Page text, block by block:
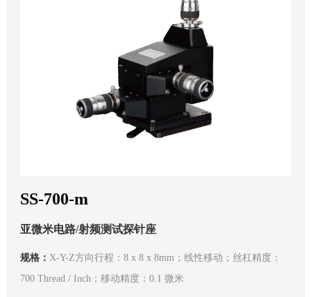
SS-700-m
亚微米电路/射频测试探针座
规格： X-Y-Z方向行程：8 x 8 x 8mm；线性移动；丝杠精度：
700 Thread / Inch；移动精度：0.1 微米